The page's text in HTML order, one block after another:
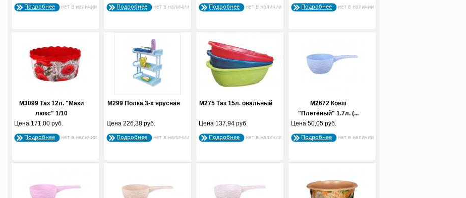
Подробнее Подробнее Подробнее Подробнее
М3099 Таз 12л. "Маки
люкс" 1/10
Цена 171,00 руб.
Подробнее
М299 Полка 3-х ярусная
Цена 226,38 руб.
Подробнее
М275 Таз 15л. овальный
Цена 137,94 руб.
Подробнее
М2672 Ковш
"Плетёный" 1.7л. (...
Цена 50,05 руб.
Подробнее